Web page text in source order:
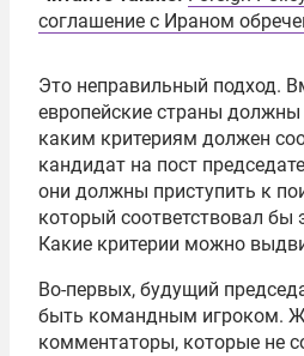
соглашение с Ираном
Это неправильный подход.
европейские страны
каким критериям должен
кандидат на пост
они должны приступить к
который соответствовал бы
Какие критерии можно
Во-первых, будущий
быть командным игроком.
комментаторы, которые не